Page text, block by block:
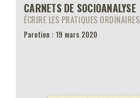
CARNETS DE SOCIOANALYSE
ÉCRIRE LES PRATIQUES ORDINAIRES
Parution : 19 mars 2020